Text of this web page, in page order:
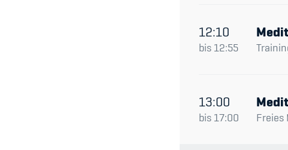
12:10
bis 12:55
13:00
bis 17:00 Freies